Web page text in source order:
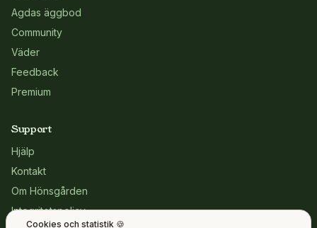
Agdas äggbod
Community
Väder
Feedback
Premium
Support
Hjälp
Kontakt
Om Hönsgården
Integritetspolicy
Cookies och statistik 🍪